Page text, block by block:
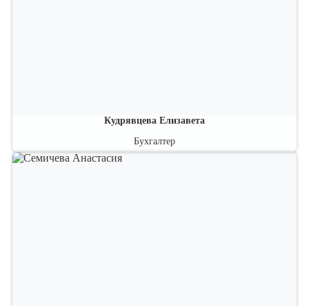
Кудрявцева Елизавета
Бухгалтер